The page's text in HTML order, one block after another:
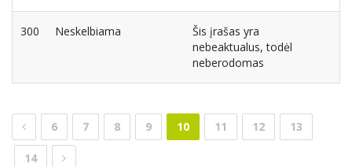
300 Neskelbiama
Šis įrašas yra
nebeaktualus, todėl
neberodomas
6 7 8 9 10 11 12 13
14